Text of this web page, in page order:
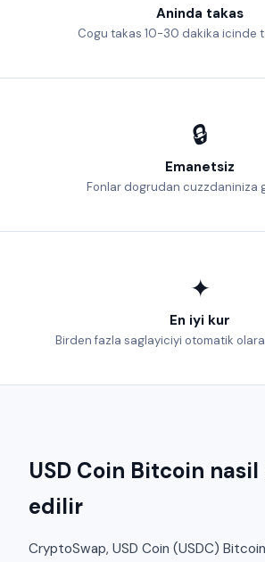
Aninda takas
Cogu takas 10-30 dakika icinde
🔒
Emanetsiz
Fonlar dogrudan cuzzdaniniza
✦
En iyi kur
Birden fazla saglayiciyi otomatik
USD Coin Bitcoin
edilir
CryptoSwap, USD Coin (USDC)